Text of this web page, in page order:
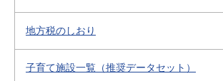
地方税のしおり
子育て施設一覧（推奨データセット）